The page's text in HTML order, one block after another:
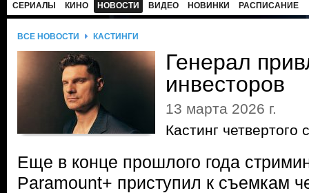
СЕРИАЛЫ КИНО НОВОСТИ ВИДЕО НОВИНКИ РАСПИСАНИЕ
ВСЕ НОВОСТИ КАСТИНГИ
Генерал
инвесторов
13 марта 2026 г.
Кастинг
Еще в конце прошлого года
Paramount+ приступил к съемкам